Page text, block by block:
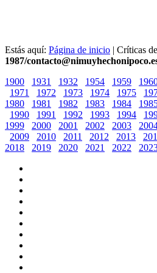
Estás aquí: Página de inicio | Críticas
1987/
1900
1931 1932 1954 1959
1971
1972 1973 1974 1975
1980
1981 1982 1983 1984
1990
1991 1992 1993 1994
1999
2000 2001 2002 2003
2009
2010 2011 2012 2013
2018
2019 2020 2021 2022